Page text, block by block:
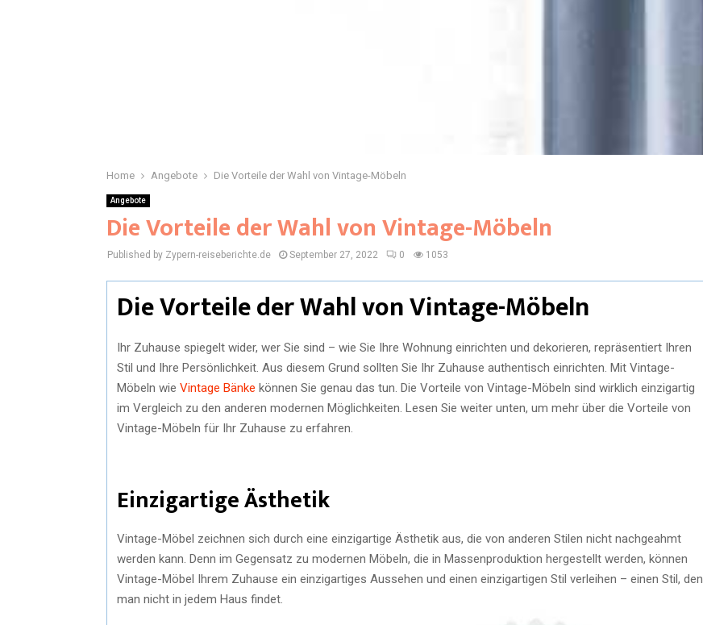
Home Angebote Die Vorteile der Wahl von Vintage-Möbeln
Angebote
Die Vorteile der Wahl von Vintage-Möbeln
Published by Zypern-reiseberichte.de September 27, 2022 0 1053
Die Vorteile der Wahl von Vintage-Möbeln
Ihr Zuhause spiegelt wider, wer Sie sind – wie Sie Ihre Wohnung einrichten und dekorieren, repräsentiert Ihren
Stil und Ihre Persönlichkeit. Aus diesem Grund sollten Sie Ihr Zuhause authentisch einrichten. Mit Vintage-
Möbeln wie Vintage Bänke können Sie genau das tun. Die Vorteile von Vintage-Möbeln sind wirklich einzigartig
im Vergleich zu den anderen modernen Möglichkeiten. Lesen Sie weiter unten, um mehr über die Vorteile von
Vintage-Möbeln für Ihr Zuhause zu erfahren.
Einzigartige Ästhetik
Vintage-Möbel zeichnen sich durch eine einzigartige Ästhetik aus, die von anderen Stilen nicht nachgeahmt
werden kann. Denn im Gegensatz zu modernen Möbeln, die in Massenproduktion hergestellt werden, können
Vintage-Möbel Ihrem Zuhause ein einzigartiges Aussehen und einen einzigartigen Stil verleihen – einen Stil, den
man nicht in jedem Haus findet.